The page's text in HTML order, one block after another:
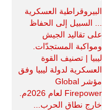
البيروقراطية العسكرية
... السبيل إلى الحفاظ
على تقاليد الجيش
ومواكبة المستجدّات.
ليبيا | تصنيف القوة
العسكرية لدولة ليبيا وفق
مؤشر Global
Firepower لعام 2026م.
خارج نطاق الحرب...